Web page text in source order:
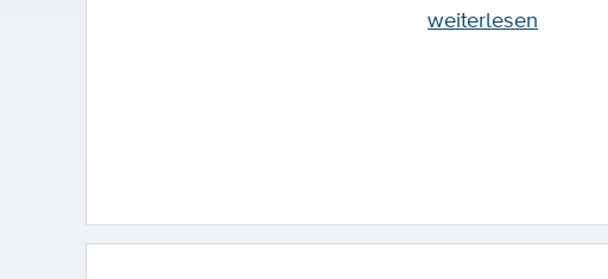
weiterlesen